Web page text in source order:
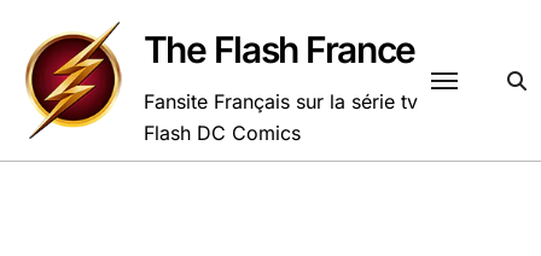
contenu
The Flash France
Fansite Français sur la série tv
Flash DC Comics